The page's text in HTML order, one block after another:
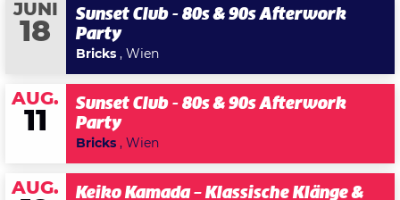
JUNI
18
Sunset Club - 80s & 90s Afterwork
Party
Bricks , Wien
AUG.
11
Sunset Club - 80s & 90s Afterwork
Party
Bricks , Wien
AUG. Keiko Kamada – Klassische Klänge &